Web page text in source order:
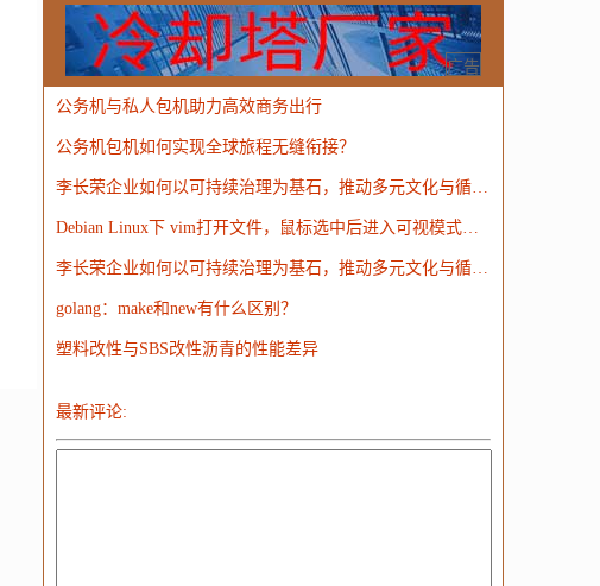
Windows Oracle Socket VR Vim
MongoDB 运营 Python MemCache 硬件
电子 娱乐 设计 摄影 nginx
WordPress HTTP 团建 数码电器
广告
公务机与私人包机助力高效商务出行
公务机包机如何实现全球旅程无缝衔接？
李长荣企业如何以可持续治理为基石，推动多元文化与循环经济并进？
Debian Linux下 vim打开文件，鼠标选中后进入可视模式无法复制粘贴问题的解决
李长荣企业如何以可持续治理为基石，推动多元文化与循环经济并进？
golang：make和new有什么区别？
塑料改性与SBS改性沥青的性能差异
最新评论: